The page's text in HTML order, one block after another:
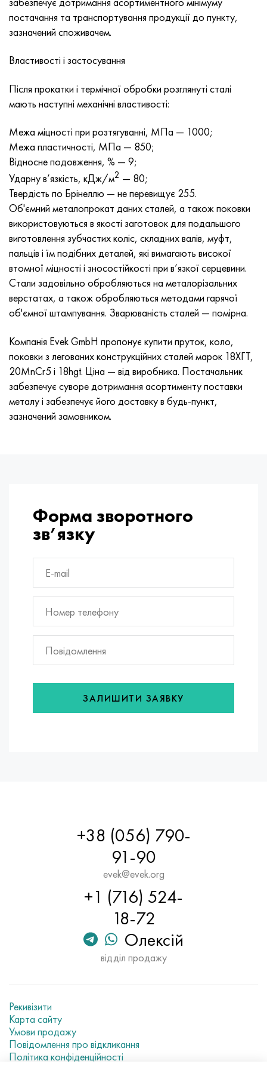
постачання та транспортування продукції до пункту,
зазначений споживачем.
Властивості і застосування
Після прокатки і термічної обробки розглянуті сталі
мають наступні механічні властивості:
Межа міцності при розтягуванні, МПа — 1000;
Межа пластичності, МПа — 850;
Відносне подовження, % — 9;
Ударну в’язкість, кДж/м2 — 80;
Твердість по Брінеллю — не перевищує 255.
Об'ємний металопрокат даних сталей, а також поковки
використовуються в якості заготовок для подальшого
виготовлення зубчастих коліс, складних валів, муфт,
пальців і їм подібних деталей, які вимагають високої
втомної міцності і зносостійкості при в’язкої серцевини.
Стали задовільно обробляються на металорізальних
верстатах, а також обробляються методами гарячої
об'ємної штампування. Зварюваність сталей — помірна.
Компанія Evek GmbH пропонує купити пруток, коло,
поковки з легованих конструкційних сталей марок 18ХГТ,
20MnCr5 і 18hgt. Ціна — від виробника. Постачальник
забезпечує суворе дотримання асортименту поставки
металу і забезпечує його доставку в будь-пункт,
зазначений замовником.
Форма зворотного
зв’язку
ЗАЛИШИТИ ЗАЯВКУ
+38 (056) 790-
91-90
evek@evek.org
+1 (716) 524-
18-72
Олексій
відділ продажу
Рекивізити
Карта сайту
Умови продажу
Повідомлення про відкликання
Політика конфіденційності
Нимоник 90
Нимоник 263
Haynes 25
Хайнс 188
Haynes 230
Хастеллой b2
Хастеллой b3
Хастеллой c4
Хастеллой c22
Хастеллой C-276
Хастеллой C2000
Хастеллой 3
Хастеллой x
Удимет 500
Удимет 720
Труба прецизійна
Лист, круг, дріт Н70МФВ
AM-350 - ams 5548
AM-355 - ams 5547
Сustom 450® - uns S45000
Greek Ascoloy 418
Труба корозійно-стійка
45Х14Н14В2М
50Х14МФ
65Х13
90Х18МФ
95Х18
ас35г2, 36smnpb14, 1.0765
38х2н2ма, 34CrNiMo6, 40NiCrMo7
40хн2ма, 34CrNiMo4, 36hnm
38ХС, 37hs
38ХА, 37Cr4, aisi 5135
38ХН3МФА, 35nicrmov12-5
40Г, 40Mn4, aisi 1035
38ХМ, 42CrMo4, aisi 1.7225
40ХН, 36NiCr6, aisi 3135
40ХФА, 1.7223, aisi 4142
45Х, 45h, 1.7035
45ХН2МФА, k2425, 45hnmf
А40Г, 44smn28, 1.0762, 46s20